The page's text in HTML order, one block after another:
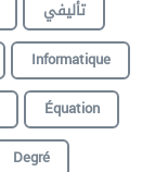
تأليفي
Informatique
Équation
Degré